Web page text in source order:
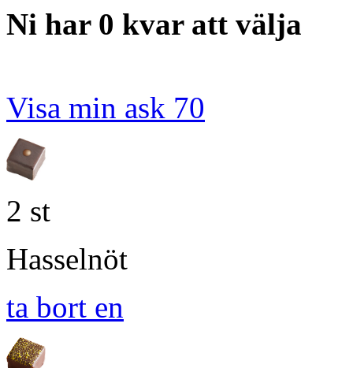
Ni har 0 kvar att välja
Visa min ask 70
2 st
Hasselnöt
ta bort en